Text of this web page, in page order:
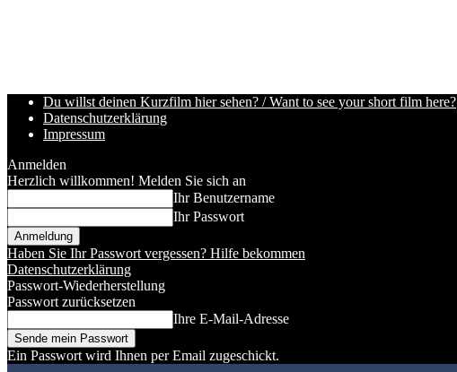
Du willst deinen Kurzfilm hier sehen? / Want to see your short film here?
Datenschutzerklärung
Impressum
Anmelden
Herzlich willkommen! Melden Sie sich an
Ihr Benutzername
Ihr Passwort
Haben Sie Ihr Passwort vergessen? Hilfe bekommen
Datenschutzerklärung
Passwort-Wiederherstellung
Passwort zurücksetzen
Ihre E-Mail-Adresse
Ein Passwort wird Ihnen per Email zugeschickt.